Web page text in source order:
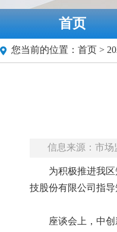
首页
您当前的位置： 首页 >
信息来源：市场
为积极推进我
技股份有限公司指导
座谈会上，中